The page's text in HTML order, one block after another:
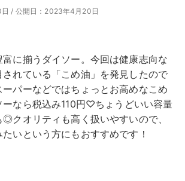
/ 公開日：2023年4月20日
に揃うダイソー。今回は健康志向な
れている「こめ油」を発見したので
ーパーなどではちょっとお高めなこめ
ーなら税込み110円♡ちょうどいい容量
クオリティも高く扱いやすいので、
いという方にもおすすめです！